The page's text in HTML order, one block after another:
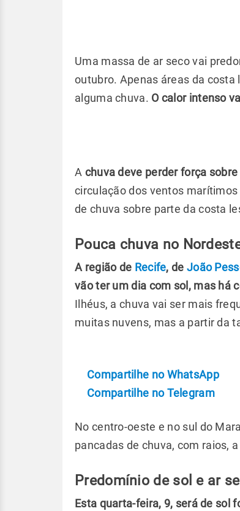
Uma massa de ar seco vai
outubro. Apenas áreas da
alguma chuva. O calor intenso
A chuva deve perder força
circulação dos ventos
de chuva sobre parte da costa
Pouca chuva no
A região de Recife, de João
vão ter um dia com sol, mas há
Ilhéus, a chuva vai ser mais
muitas nuvens, mas a partir da
Compartilhe no WhatsApp
Compartilhe no Telegram
No centro-oeste e no sul do
pancadas de chuva, com raios,
Predomínio de sol e ar
Esta quarta-feira, 9, será de sol